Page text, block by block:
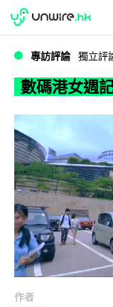
數碼
WWDC 2026
專訪評論 獨立評
數碼港女週
作者